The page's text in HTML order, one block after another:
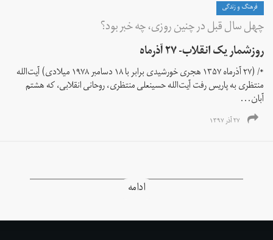
فرهنگ و زندگی
چهل سال قبل در چنین روزی، چه خبر بود؟
روزشمار یک انقلاب- ۲۷ آذرماه
*/ (۲۷ آذر‌ماه ۱۳۵۷ هجری خورشیدی برابر با ۱۸ دسامبر ۱۹۷۸ میلادی) آیت‌الله
منتظری به پاریس رفت آیت‌الله حسینعلی منتظری، روحانی انقلابی، که هشتم
آبان...
۲۷ آذر ۱۳۹۷
ادامه